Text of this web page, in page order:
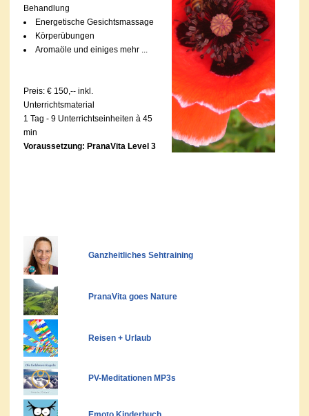
Behandlung
Energetische Gesichtsmassage
Körperübungen
Aromaöle und einiges mehr ...
Preis: € 150,-- inkl.
Unterrichtsmaterial
1 Tag - 9 Unterrichtseinheiten à 45
min
Voraussetzung: PranaVita Level 3
Ganzheitliches Sehtraining
PranaVita goes Nature
Reisen + Urlaub
PV-Meditationen MP3s